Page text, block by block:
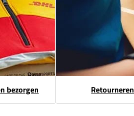
bezorgen Retourneren